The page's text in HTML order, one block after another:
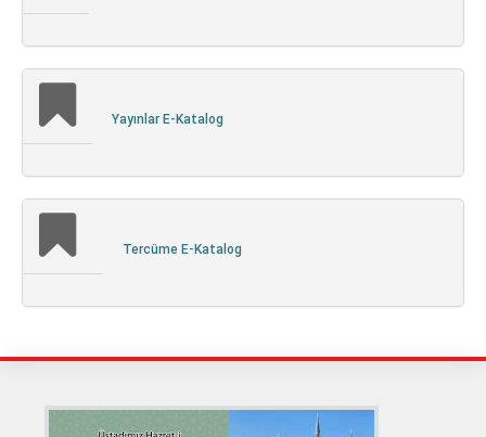
Yayınlar E-Katalog
Tercüme E-Katalog